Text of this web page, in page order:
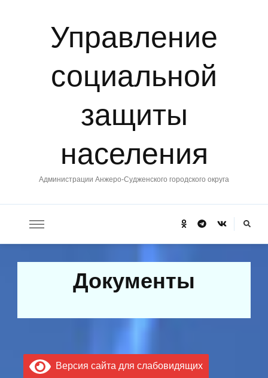
Управление
социальной
защиты
населения
Администрации Анжеро-Судженского городского округа
Документы
Версия сайта для слабовидящих